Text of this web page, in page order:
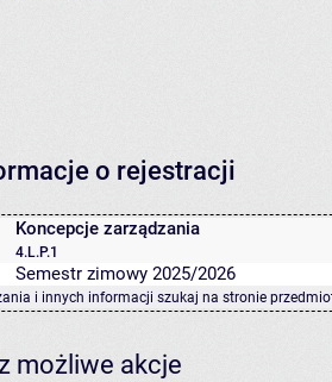
o rejestracji
Koncepcje zarządzania
4.L.P.1
Semestr zimowy 2025/2026
i innych informacji szukaj na stronie
możliwe akcje